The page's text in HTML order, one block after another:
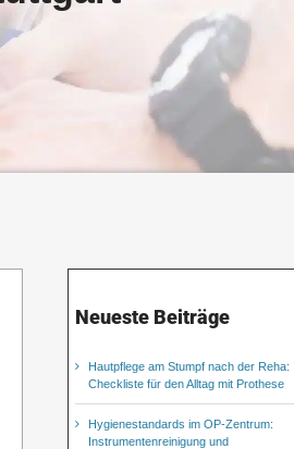
Neueste Beiträge
Hautpflege am Stumpf nach der Reha:
Checkliste für den Alltag mit Prothese
Hygienestandards im OP-Zentrum:
Instrumentenreinigung und